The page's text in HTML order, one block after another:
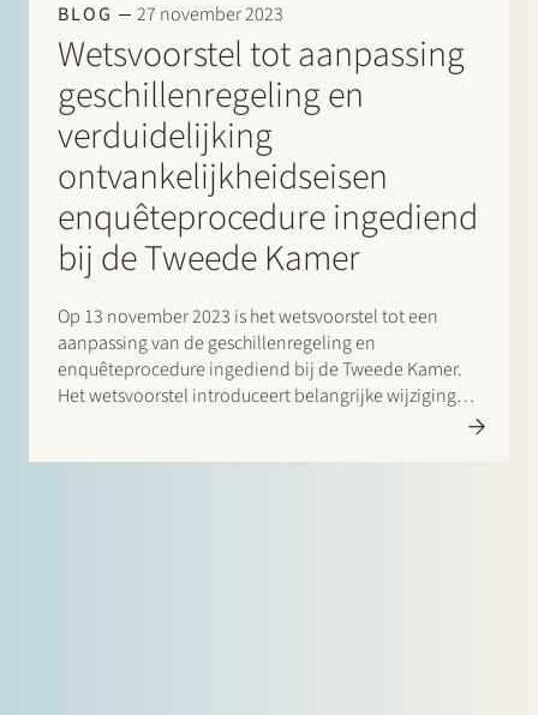
BLOG 27 november 2023
Wetsvoorstel tot aanpassing
geschillenregeling en
verduidelijking
ontvankelijkheidseisen
enquêteprocedure ingediend
bij de Tweede Kamer
Op 13 november 2023 is het wetsvoorstel tot een
aanpassing van de geschillenregeling en
enquêteprocedure ingediend bij de Tweede Kamer.
Het wetsvoorstel introduceert belangrijke wijzigingen